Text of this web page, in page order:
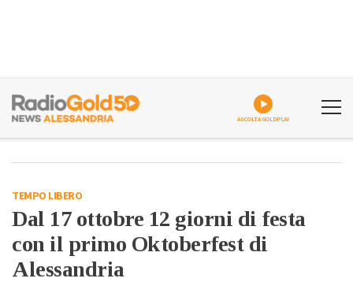
ASCOLTA GOLDPLAY
TEMPO LIBERO
Dal 17 ottobre 12 giorni di festa
con il primo Oktoberfest di
Alessandria